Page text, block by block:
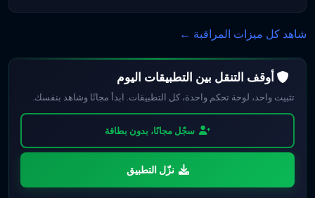
شاهد كل ميزات المراقبة ←
أوقف التنقل بين التطبيقات اليوم
تثبيت واحد، لوحة تحكم واحدة، كل التطبيقات. ابدأ مجانًا وشاهد بنفسك.
سجّل مجانًا، بدون بطاقة
نزّل التطبيق